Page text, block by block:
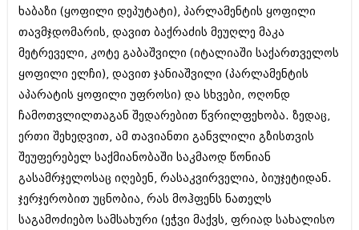
ჰოროსკოპი და შეუცნობელი
კრიმინალი
რომანი და დეტექტივი
სახალისო ამბები
შოუბიზნესი
დაიჯესტი
ქალი და მამაკაცი
ისტორია
სახალისო ამბები
შოუბიზნესი
დაიჯესტი
ქალი და მამაკაცი
ისტორია
სხვადასხვა
ანონსი
ხაბაზი (ყოფილი დეპუტატი), პარლამენტის ყოფილი
თავმჯდომარის, დავით ბაქრაძის მეუღლე მაკა
მეტრეველი, კოტე გაბაშვილი (იტალიაში საქართველოს
ყოფილი ელჩი), დავით ჯანიაშვილი (პარლამენტის
აპარატის ყოფილი უფროსი) და სხვები, ოღონდ
ჩამოთვლილთაგან შედარებით წვრილფეხობა. ზედაც,
ერთი შეხედვით, ამ თავიანთი განვლილი გზისთვის
შეუფერებელ საქმიანობაში საკმაოდ წონიან
გასამრჯელოსაც იღებენ, რასაკვირველია, ბიუჯეტიდან.
ჯერჯერობით უცნობია, რას მოჰფენს ნათელს
საგამოძიებო სამსახური (ეჭვი მაქვს, ფრიად სახალისო